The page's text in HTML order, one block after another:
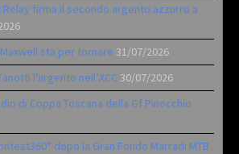
Relay firma il secondo argento azzurro a
sta per tornare 31/07/2026
l’argento nell’XCC 30/07/2026
di Coppa Toscana della Gf Pinocchio
dopo la Gran Fondo Marradi MTB